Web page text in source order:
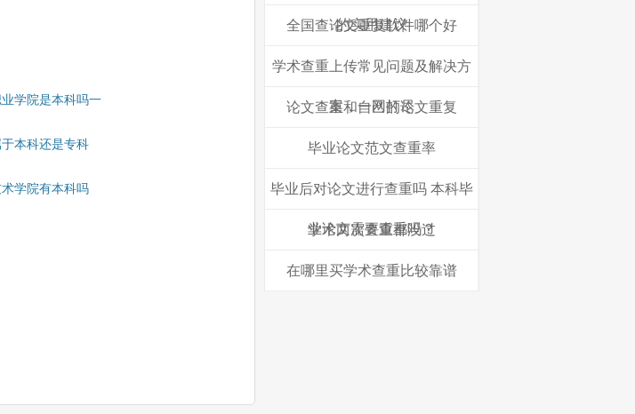
学院是本科吗一
本科还是专科
学院有本科吗
的实用建议
全国查论文重复软件哪个好
学术查重上传常见问题及解决方
案，一网打尽
论文查重和自己的论文重复
毕业论文范文查重率
毕业后对论文进行查重吗 本科毕
业论文需要查重吗？
学术两次查重都没过
在哪里买学术查重比较靠谱